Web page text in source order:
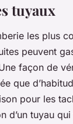
tuyaux
les plus
peuvent
façon de
que
pour les
d’un tuyau